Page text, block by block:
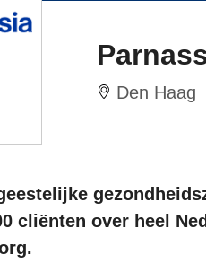
Den Haag
cliënten over heel